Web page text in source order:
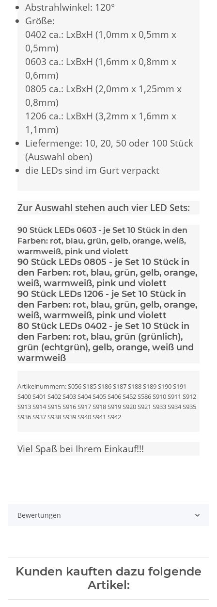
Abstrahlwinkel: 120°
Größe:
0402 ca.: LxBxH (1,0mm x 0,5mm x
0,5mm)
0603 ca.: LxBxH (1,6mm x 0,8mm x
0,6mm)
0805 ca.: LxBxH (2,0mm x 1,25mm x
0,8mm)
1206 ca.: LxBxH (3,2mm x 1,6mm x
1,1mm)
Liefermenge: 10, 20, 50 oder 100 Stück
(Auswahl oben)
die LEDs sind im Gurt verpackt
Zur Auswahl stehen auch vier LED Sets:
90 Stück LEDs 0603 - je Set 10 Stück in den
Farben: rot, blau, grün, gelb, orange, weiß,
warmweiß, pink und violett
90 Stück LEDs 0805 - je Set 10 Stück in
den Farben: rot, blau, grün, gelb, orange,
weiß, warmweiß, pink und violett
90 Stück LEDs 1206 - je Set 10 Stück in
den Farben: rot, blau, grün, gelb, orange,
weiß, warmweiß, pink und violett
80 Stück LEDs 0402 - je Set 10 Stück in
den Farben: rot, blau, grün (grünlich),
grün (echtgrün), gelb, orange, weiß und
warmweiß
Artikelnummern: S056 S185 S186 S187 S188 S189 S190 S191
S400 S401 S402 S403 S404 S405 S406 S452 S586 S910 S911 S912
S913 S914 S915 S916 S917 S918 S919 S920 S921 S933 S934 S935
S936 S937 S938 S939 S940 S941 S942
Viel Spaß bei Ihrem Einkauf!!!
Bewertungen
Kunden kauften dazu folgende
Artikel: